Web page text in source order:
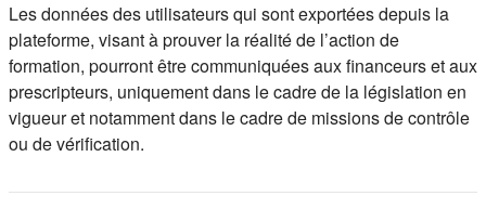
Les données des utilisateurs qui sont exportées depuis la
plateforme, visant à prouver la réalité de l’action de
formation, pourront être communiquées aux financeurs et aux
prescripteurs, uniquement dans le cadre de la législation en
vigueur et notamment dans le cadre de missions de contrôle
ou de vérification.